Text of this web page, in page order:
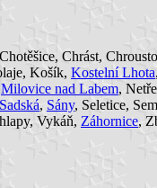
Chrást,
Košík, Kostelní Lhota
Milovice nad Labem,
Sadská, Sány, Seletice,
Vykáň, Záhornice,